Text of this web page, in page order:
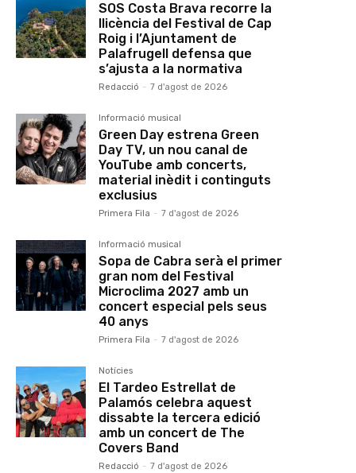
SOS Costa Brava recorre la
llicència del Festival de Cap
Roig i l’Ajuntament de
Palafrugell defensa que
s’ajusta a la normativa
Redacció - 7 d'agost de 2026
Informació musical
Green Day estrena Green
Day TV, un nou canal de
YouTube amb concerts,
material inèdit i continguts
exclusius
Primera Fila - 7 d'agost de 2026
Informació musical
Sopa de Cabra serà el primer
gran nom del Festival
Microclima 2027 amb un
concert especial pels seus
40 anys
Primera Fila - 7 d'agost de 2026
Notícies
El Tardeo Estrellat de
Palamós celebra aquest
dissabte la tercera edició
amb un concert de The
Covers Band
Redacció - 7 d'agost de 2026